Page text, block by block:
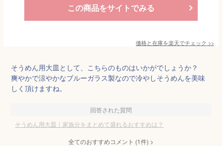
この商品をサイトでみる
価格と在庫を楽天でチェック >>
そうめん用大皿として、こちらのものはいかがでしょうか？
爽やかで涼やかなブルーガラス製なので冷やしそうめんを美味
しく頂けますね。
回答された質問
そうめん用大皿｜家族分をまとめて盛れるおすすめは？
全てのおすすめコメント (1件) >